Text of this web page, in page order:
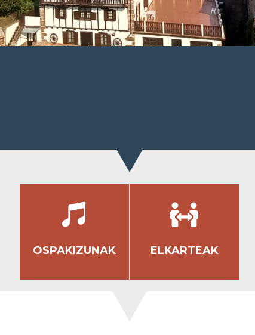

OSPAKIZUNAK

ELKARTEAK